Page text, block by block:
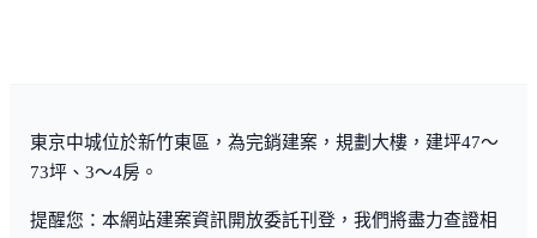
東京中城位於新竹東區，為完銷建案，規劃大樓，建坪47～
73坪、3～4房。
提醒您：本網站建案資訊開放委託刊登，我們將盡力查證相